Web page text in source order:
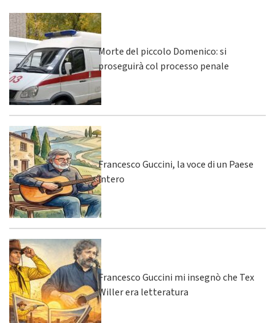
Morte del piccolo Domenico: si
proseguirà col processo penale
Francesco Guccini, la voce di un Paese
intero
Francesco Guccini mi insegnò che Tex
Willer era letteratura